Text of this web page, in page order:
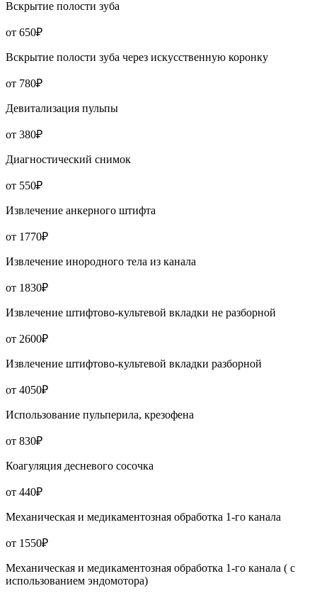
Вскрытие полости зуба
от 650₽
Вскрытие полости зуба через искусственную коронку
от 780₽
Девитализация пульпы
от 380₽
Диагностический снимок
от 550₽
Извлечение анкерного штифта
от 1770₽
Извлечение инородного тела из канала
от 1830₽
Извлечение штифтово-культевой вкладки не разборной
от 2600₽
Извлечение штифтово-культевой вкладки разборной
от 4050₽
Использование пульперила, крезофена
от 830₽
Коагуляция десневого сосочка
от 440₽
Механическая и медикаментозная обработка 1-го канала
от 1550₽
Механическая и медикаментозная обработка 1-го канала ( с
использованием эндомотора)